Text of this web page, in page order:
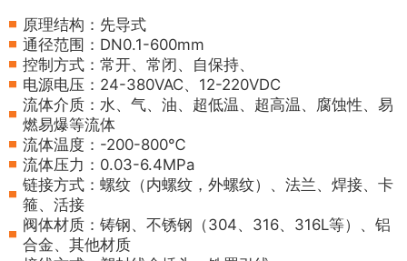
原理结构：先导式
通径范围：DN0.1-600mm
控制方式：常开、常闭、自保持、
电源电压：24-380VAC、12-220VDC
流体介质：水、气、油、超低温、超高温、腐蚀性、易
燃易爆等流体
流体温度：-200-800℃
流体压力：0.03-6.4MPa
链接方式：螺纹（内螺纹，外螺纹）、法兰、焊接、卡
箍、活接
阀体材质：铸钢、不锈钢（304、316、316L等）、铝
合金、其他材质